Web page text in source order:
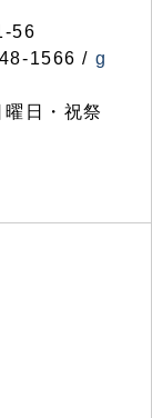
56
1566 / g
日・祝祭